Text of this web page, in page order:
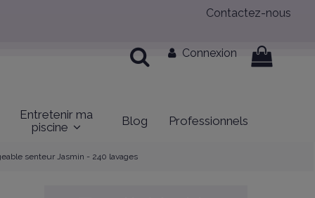
Contactez-nous
Connexion
Entretenir ma
piscine
Blog Professionnels
senteur Jasmin - 240 lavages